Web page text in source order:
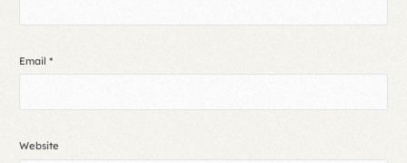
Email*
Website